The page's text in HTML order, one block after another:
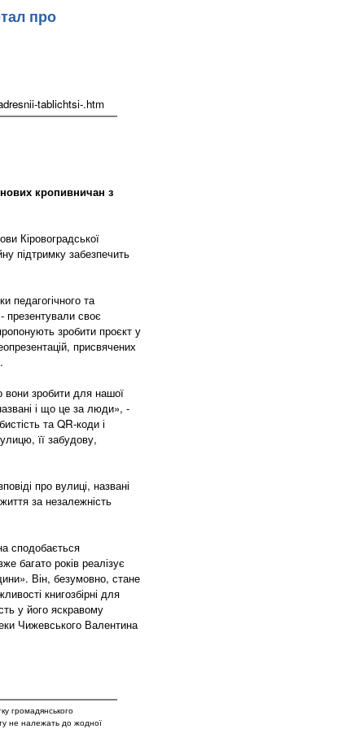
про
tablichtsi-.htm
кропивничан з
Кіровоградської
підтримку забезпечить
педагогічного та
- презентували своє
зробити проєкт у
присвячених
зробити для нашої
і що це за люди», -
та QR-коди і
її забудову,
про вулиці, названі
за незалежність
сподобається
багато років реалізує
Він, безумовно, стане
книгозбірні для
у його яскравому
Чижевського Валентина
громадянського
не належать до жодної